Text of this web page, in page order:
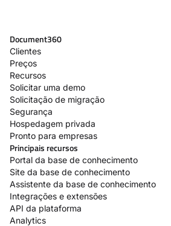
Document360
Clientes
Preços
Recursos
Solicitar uma demo
Solicitação de migração
Segurança
Hospedagem privada
Pronto para empresas
Principais recursos
Portal da base de conhecimento
Site da base de conhecimento
Assistente da base de conhecimento
Integrações e extensões
API da plataforma
Analytics